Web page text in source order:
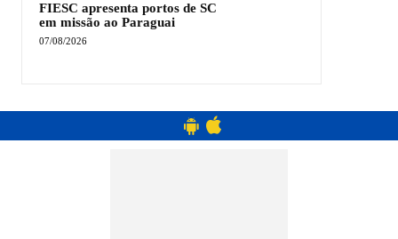
FIESC apresenta portos de SC
em missão ao Paraguai
07/08/2026